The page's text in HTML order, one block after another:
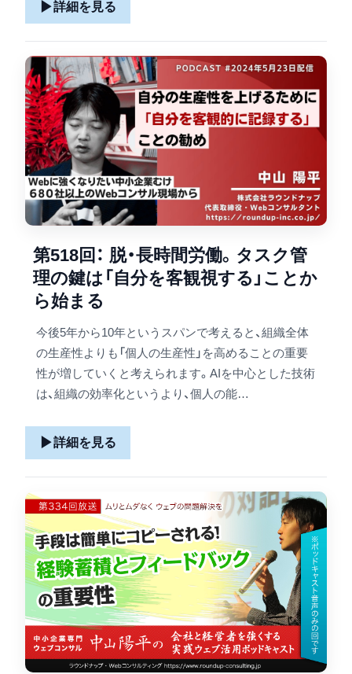
▶詳細を見る
第518回： 脱・長時間労働。タスク管
理の鍵は「自分を客観視する」ことか
ら始まる
今後5年から10年というスパンで考えると、組織全体
の生産性よりも「個人の生産性」を高めることの重要
性が増していくと考えられます。AIを中心とした技術
は、組織の効率化というより、個人の能…
▶詳細を見る